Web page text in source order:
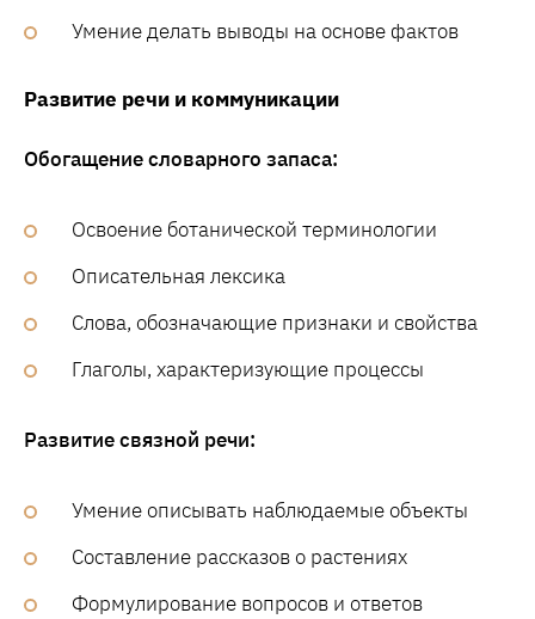
Умение делать выводы на основе фактов
Развитие речи и коммуникации
Обогащение словарного запаса:
Освоение ботанической терминологии
Описательная лексика
Слова, обозначающие признаки и свойства
Глаголы, характеризующие процессы
Развитие связной речи:
Умение описывать наблюдаемые объекты
Составление рассказов о растениях
Формулирование вопросов и ответов